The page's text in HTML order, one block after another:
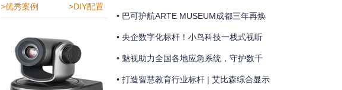
活扩展，高效匹配项目
>优秀案例 >DIY配置
MediaComm美凯开启车企晶圆厂智能制
造新范式
• 巴可护航ARTE MUSEUM成都三年再焕
新
• 央企数字化标杆！小鸟科技一栈式视听
方案赋能融通集团智慧指挥驾驶舱
• 魅视助力全国各地应急系统，守护数千
公里江河安澜
• 打造智慧教育行业标杆 | 艾比森综合显示